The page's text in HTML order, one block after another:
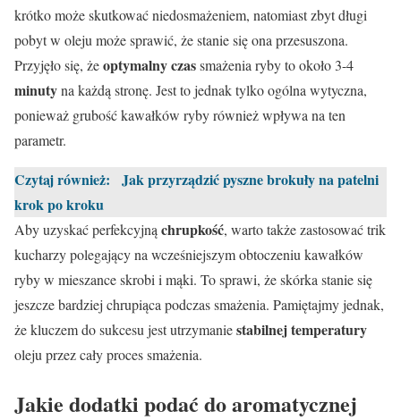
krótko może skutkować niedosmażeniem, natomiast zbyt długi
pobyt w oleju może sprawić, że stanie się ona przesuszona.
Przyjęło się, żeoptymalny czassmażenia ryby to około 3-4
minutyna każdą stronę. Jest to jednak tylko ogólna wytyczna,
ponieważ grubość kawałków ryby również wpływa na ten
parametr.
Czytaj również:
Jak przyrządzić pyszne brokuły na patelni
krok po kroku
Aby uzyskać perfekcyjną chrupkość, warto także zastosować trik
kucharzy polegający na wcześniejszym obtoczeniu kawałków
ryby w mieszance skrobi i mąki. To sprawi, że skórka stanie się
jeszcze bardziej chrupiąca podczas smażenia. Pamiętajmy jednak,
że kluczem do sukcesu jest utrzymaniestabilnej temperatury
oleju przez cały proces smażenia.
Jakie dodatki podać do aromatycznej